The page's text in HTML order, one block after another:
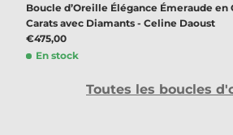
Boucle d’Oreille Élégance Émeraude en
Carats avec Diamants - Celine Daoust
€475,00
En stock
Toutes les boucles